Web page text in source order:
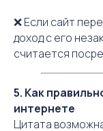
❌ Если сайт
доход с его
считается
5. Как
интернете
Цитата